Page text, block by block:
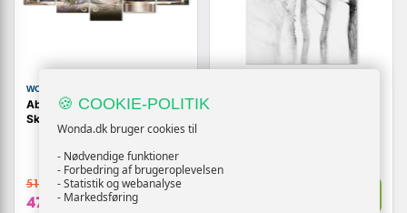
WONDA
Abstrakt billede på lærred
Skønhedens ramme
(1)
519,-
479,- Vis
🍪 COOKIE-POLITIK
Wonda.dk bruger cookies til
- Nødvendige funktioner
- Forbedring af brugeroplevelsen
- Statistik og webanalyse
- Markedsføring